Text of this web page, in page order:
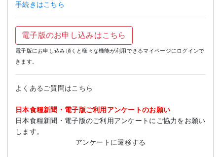
手続きはこちら
電子版のお申し込みはこちら
電子版にお申し込み頂くと様々な機能が利用できるマイページにログインで
きます。
よくあるご質問はこちら
日本食糧新聞・電子版ご利用アンケートのお願い
日本食糧新聞・電子版のご利用アンケートにご協力をお願い
します。
アンケートに遷移する